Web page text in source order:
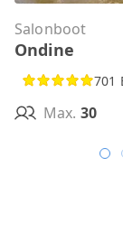
Salonboot
Ondine
701
Max. 30